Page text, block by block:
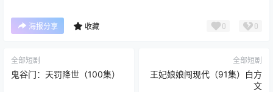
海报分享 收藏 0 0
全部短剧
鬼谷门：天罚降世（100集）
全部短剧
王妃娘娘闯现代（91集）白方
文